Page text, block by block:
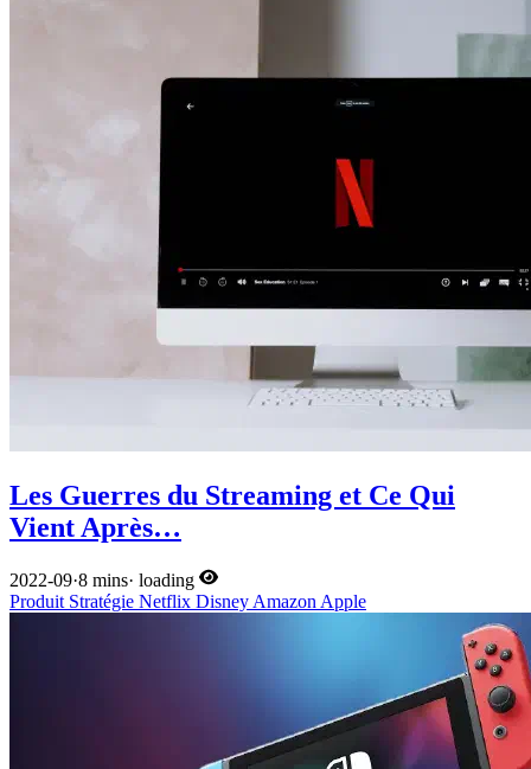
Les Guerres du Streaming et Ce Qui
Vient Après…
2022-09·8 mins· loading
Produit Stratégie Netflix Disney Amazon Apple